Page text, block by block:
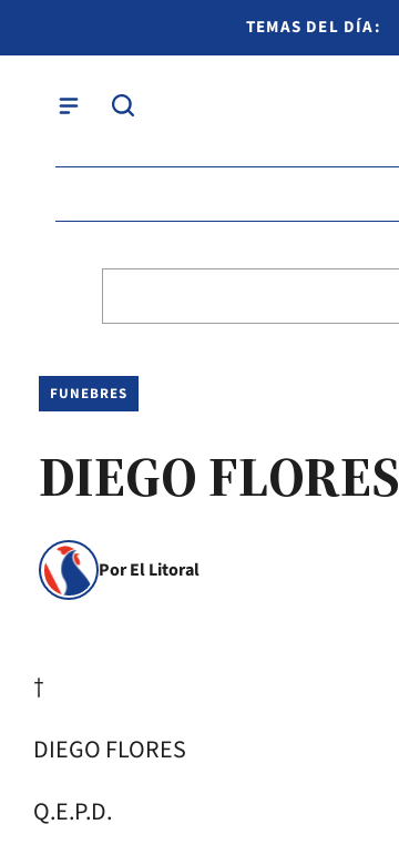
TEMAS DEL DÍA:
FUNEBRES
DIEGO FLORES
Por El Litoral
†
DIEGO FLORES
Q.E.P.D.